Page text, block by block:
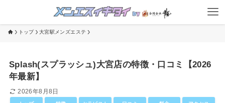
トップ 大宮駅メンズエステ
Splash(スプラッシュ)大宮店の特徴・口コミ【2026
年最新】
2026年8月8日